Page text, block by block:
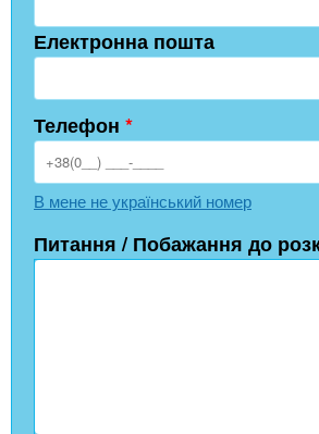
Електронна пошта
Телефон *
В мене не український номер
Питання / Побажання до